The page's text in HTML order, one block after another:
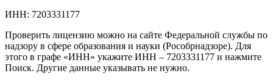
ИНН: 7203331177
Проверить лицензию можно на сайте Федеральной службы по
надзору в сфере образования и науки (Рособрнадзоре). Для
этого в графе «ИНН» укажите ИНН – 7203331177 и нажмите
Поиск. Другие данные указывать не нужно.